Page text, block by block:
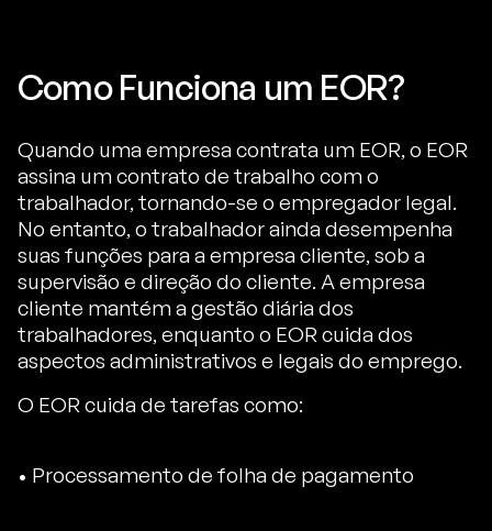
Como Funciona um EOR?
Quando uma empresa contrata um EOR, o EOR
assina um contrato de trabalho com o
trabalhador, tornando-se o empregador legal.
No entanto, o trabalhador ainda desempenha
suas funções para a empresa cliente, sob a
supervisão e direção do cliente. A empresa
cliente mantém a gestão diária dos
trabalhadores, enquanto o EOR cuida dos
aspectos administrativos e legais do emprego.
O EOR cuida de tarefas como:
• Processamento de folha de pagamento